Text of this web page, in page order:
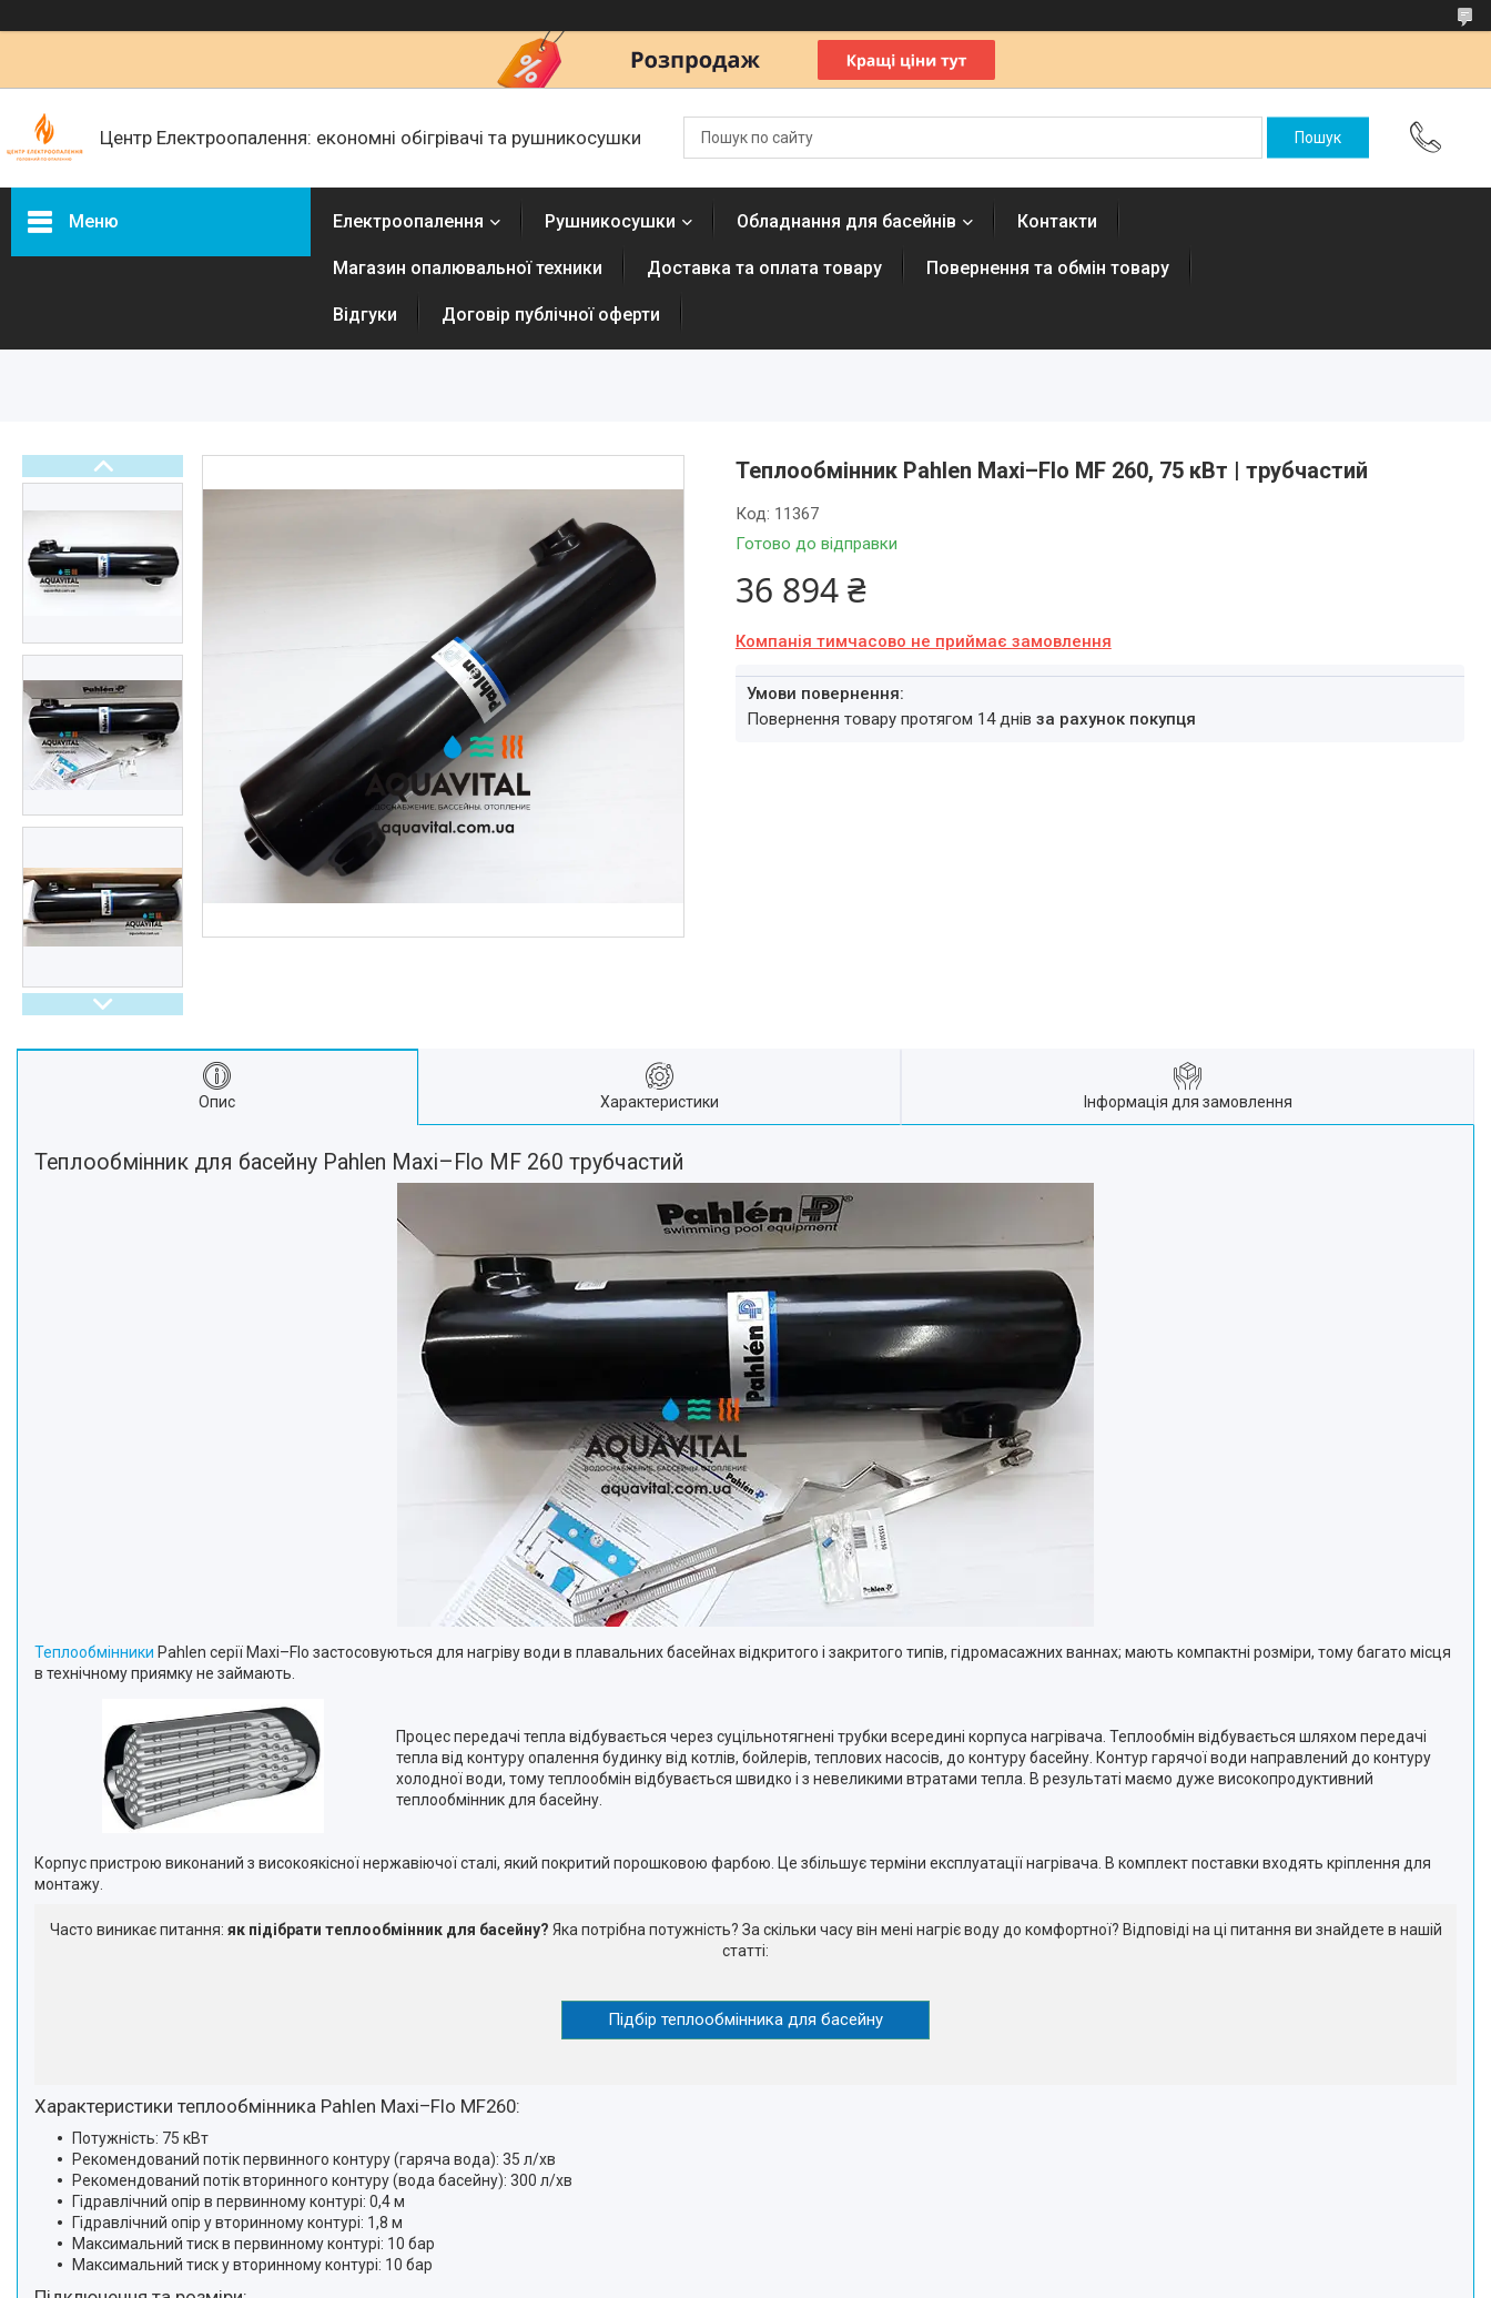
Центр Електроопалення: економні обігрівачі та рушникосушки
Меню
Електричні рушникосушки
Обладнання для басейнів
Електроопалення Рушникосушки Обладнання для басейнів Контакти
Магазин опалювальної техники Доставка та оплата товару Повернення та обмін товару
Відгуки Договір публічної оферти
Теплообмінник Pahlen Maxi–Flo MF 260, 75 кВт | трубчастий
Готово до відправки
Код: 11367
36 894 ₴
Компанія тимчасово не приймає замовлення
повернення товару протягом 14 днів за рахунок покупця
Опис Характеристики Інформація для замовлення
Теплообмінник для басейну Pahlen Maxi–Flo MF 260 трубчастий
Теплообмінники Pahlen серії Maxi–Flo застосовуються для нагріву води в плавальних басейнах відкритого і закритого типів, гідромасажних ваннах; мають компактні розміри, тому багато місця
в технічному приямку не займають.
Процес передачі тепла відбувається через суцільнотягнені трубки всередині корпуса нагрівача. Теплообмін відбувається шляхом передачі
тепла від контуру опалення будинку від котлів, бойлерів, теплових насосів, до контуру басейну. Контур гарячої води направлений до контуру
холодної води, тому теплообмін відбувається швидко і з невеликими втратами тепла. В результаті маємо дуже високопродуктивний
теплообмінник для басейну.
Корпус пристрою виконаний з високоякісної нержавіючої сталі, який покритий порошковою фарбою. Це збільшує терміни експлуатації нагрівача. В комплект поставки входять кріплення для
монтажу.
Часто виникає питання: як підібрати теплообмінник для басейну? Яка потрібна потужність? За скільки часу він мені нагріє воду до комфортної? Відповіді на ці питання ви знайдете в нашій
статті:
Підбір теплообмінника для басейну
Характеристики теплообмінника Pahlen Maxi–Flo MF260:
Потужність: 75 кВт
Рекомендований потік первинного контуру (гаряча вода): 35 л/хв
Рекомендований потік вторинного контуру (вода басейну): 300 л/хв
Гідравлічний опір в первинному контурі: 0,4 м
Гідравлічний опір у вторинному контурі: 1,8 м
Максимальний тиск в первинному контурі: 10 бар
Максимальний тиск у вторинному контурі: 10 бар